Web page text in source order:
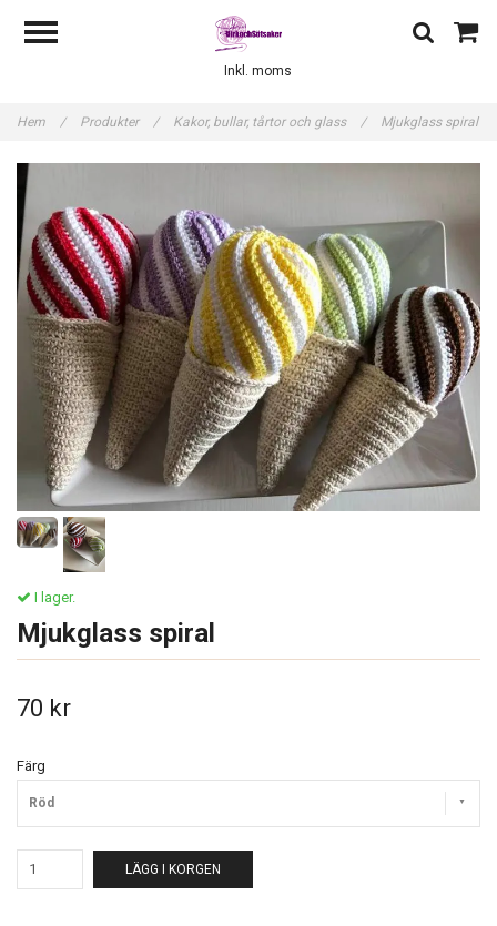
Inkl. moms
Hem / Produkter / Kakor, bullar, tårtor och glass / Mjukglass spiral
I lager.
Mjukglass spiral
70 kr
Färg
Röd
LÄGG I KORGEN